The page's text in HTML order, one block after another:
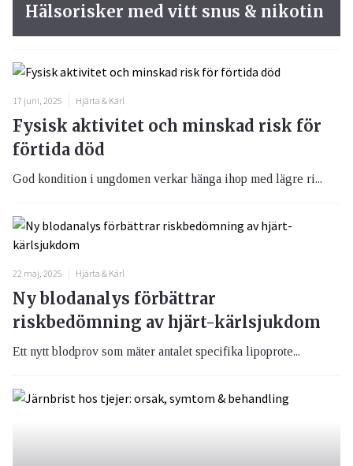
17 juni, 2025 Hjärta & Kärl
Fysisk aktivitet och minskad risk för
förtida död
God kondition i ungdomen verkar hänga ihop med lägre ri...
22 maj, 2025 Hjärta & Kärl
Ny blodanalys förbättrar
riskbedömning av hjärt-kärlsjukdom
Ett nytt blodprov som mäter antalet specifika lipoprote...
Hälsorisker med vitt snus & nikotin